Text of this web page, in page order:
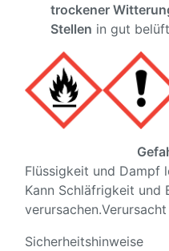
trockener
Stellen in gut
Flüssigkeit und Dampf
Kann Schläfrigkeit und
verursachen.
Sicherheitshinweise